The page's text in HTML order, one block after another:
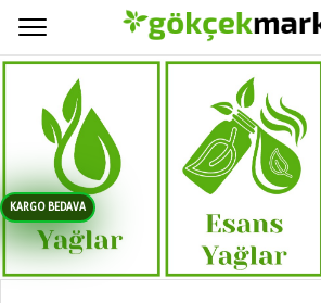
KARGO BEDAVA